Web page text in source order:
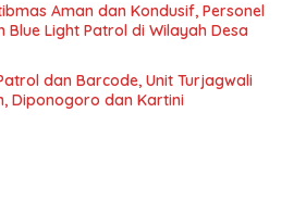
Aman dan Kondusif, Personel
Blue Light Patrol di Wilayah Desa
dan Barcode, Unit Turjagwali
Diponogoro dan Kartini